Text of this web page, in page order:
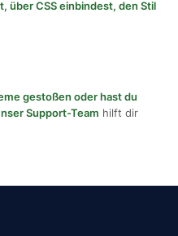
über CSS einbindest, den Stil
gestoßen oder hast du
Support-Team hilft dir